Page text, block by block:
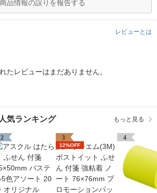
商品情報の誤りを報告する
レビューとは
たレビューはまだありません。
気ランキング もっと見る
2 3
12%OFF
4